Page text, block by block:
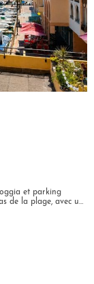
et parking
sur la mer et la marina ? Cet...